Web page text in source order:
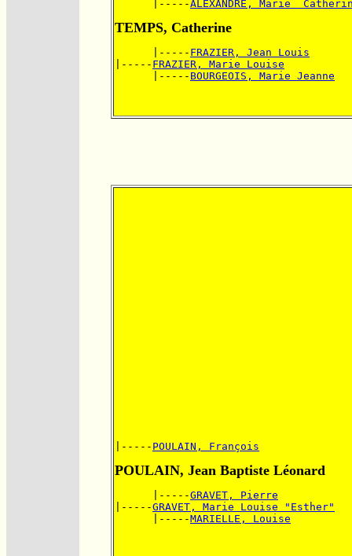
      |-----
ALEXANDRE, Marie
TEMPS, Catherine
      |-----
FRAZIER, Jean Louis
|----- FRAZIER, Marie Louise
      |-----
BOURGEOIS, Marie Jeanne
|----- POULAIN, François
POULAIN, Jean Baptiste Léonard
      |-----
GRAVET, Pierre
|-----GRAVET, Marie Louise "Esther"
      |-----
MARIELLE, Louise